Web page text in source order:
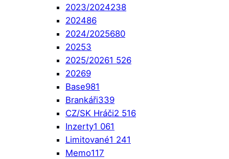
2023/2024238
202486
2024/2025680
20253
2025/20261 526
20269
Base981
Brankáři339
CZ/SK Hráči2 516
Inzerty1 061
Limitované1 241
Memo117